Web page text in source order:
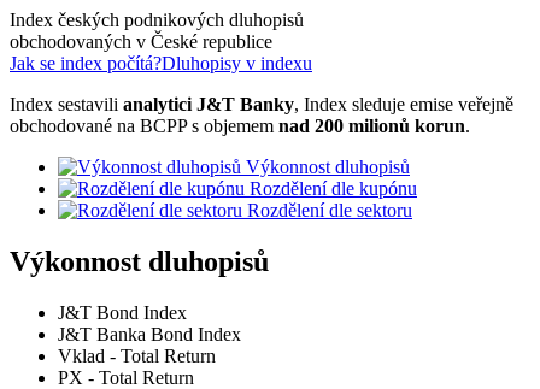
Index českých podnikových dluhopisů
obchodovaných v České republice
Jak se index počítá?Dluhopisy v indexu
Index sestavili analytici J&T Banky, Index sleduje emise veřejně
obchodované na BCPP s objemem nad 200 milionů korun.
Výkonnost dluhopisů
Rozdělení dle kupónu
Rozdělení dle sektoru
Výkonnost dluhopisů
J&T Bond Index
J&T Banka Bond Index
Vklad - Total Return
PX - Total Return